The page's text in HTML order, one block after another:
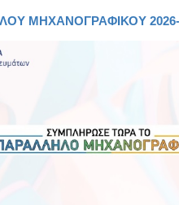
ΜΗΧΑΝΟΓΡΑΦΙΚΟΥ 2026-